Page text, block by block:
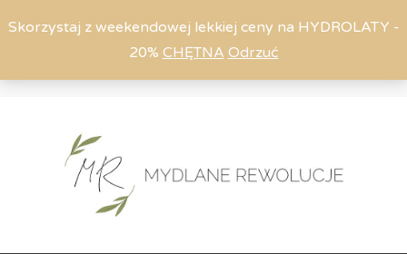
Skorzystaj z weekendowej lekkiej ceny na HYDROLATY -
20% CHĘTNA Odrzuć